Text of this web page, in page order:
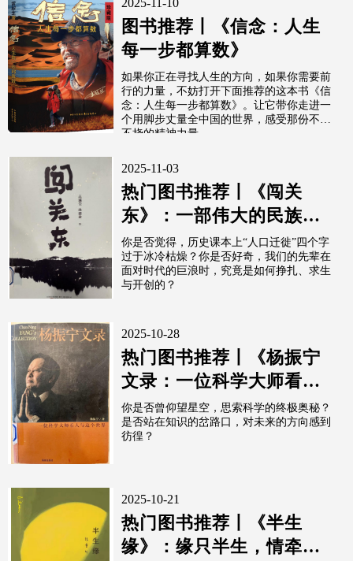
2025-11-10
图书推荐丨《信念：人生
每一步都算数》
如果你正在寻找人生的方向，如果你需要前
行的力量，不妨打开下面推荐的这本书《信
念：人生每一步都算数》。让它带你走进一
个用脚步丈量全中国的世界，感受那份不屈
不挠的精神力量。
2025-11-03
热门图书推荐丨《闯关
东》：一部伟大的民族史
诗
你是否觉得，历史课本上“人口迁徙”四个字
过于冰冷枯燥？你是否好奇，我们的先辈在
面对时代的巨浪时，究竟是如何挣扎、求生
与开创的？
2025-10-28
热门图书推荐丨《杨振宁
文录：一位科学大师看人
与这个世界》
你是否曾仰望星空，思索科学的终极奥秘？
是否站在知识的岔路口，对未来的方向感到
彷徨？
2025-10-21
热门图书推荐丨《半生
缘》：缘只半生，情牵一